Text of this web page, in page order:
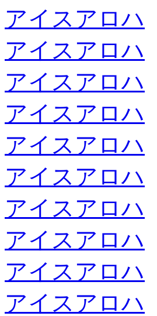
アイスアロハ
アイスアロハ
アイスアロハ
アイスアロハ
アイスアロハ
アイスアロハ
アイスアロハ
アイスアロハ
アイスアロハ
アイスアロハ